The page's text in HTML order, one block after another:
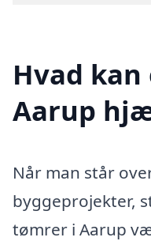
Hvad
Aarup
Når man står
byggeprojekter,
tømrer i Aarup